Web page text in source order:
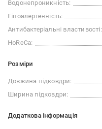
Водонепроникність:
Гіпоалергенність:
Антибактеріальні властивості:
HoReCa:
Розміри
Довжина підковдри:
Ширина підковдри:
Додаткова інформація